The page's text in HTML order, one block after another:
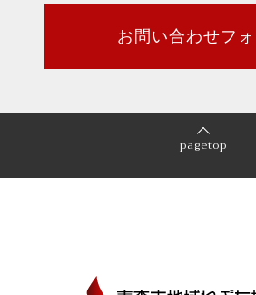
お問い合わせフ
pagetop